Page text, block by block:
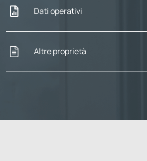
Dati operativi
Altre proprietà